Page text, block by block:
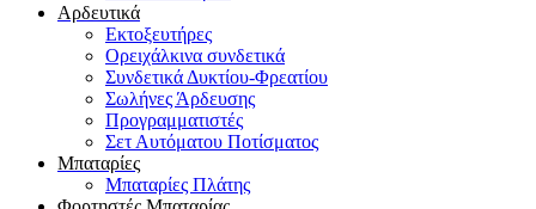
Αρδευτικά
Εκτοξευτήρες
Ορειχάλκινα συνδετικά
Συνδετικά Δυκτίου-Φρεατίου
Σωλήνες Άρδευσης
Προγραμματιστές
Σετ Αυτόματου Ποτίσματος
Μπαταρίες
Μπαταρίες Πλάτης